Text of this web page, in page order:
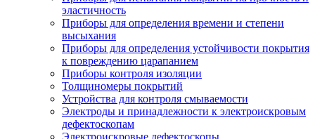
эластичность
Приборы для определения времени и степени
высыхания
Приборы для определения устойчивости покрытия
к повреждению царапанием
Приборы контроля изоляции
Толщиномеры покрытий
Устройства для контроля смываемости
Электроды и принадлежности к электроискровым
дефектоскопам
Электроискровые дефектоскопы